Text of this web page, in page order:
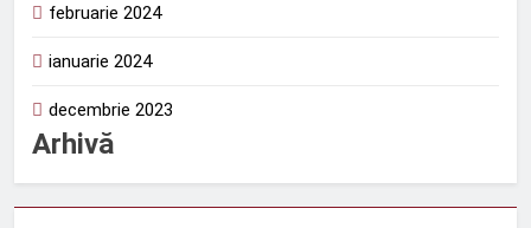
februarie 2024
ianuarie 2024
decembrie 2023
Arhivă